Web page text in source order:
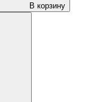
В корзину